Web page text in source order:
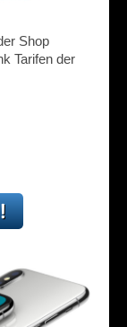
Shop
Tarifen der